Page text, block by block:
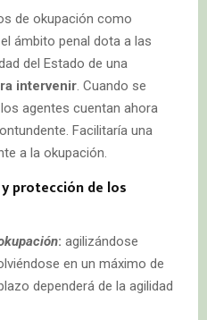
de okupación como
ámbito penal dota a las
del Estado de una
intervenir. Cuando se
agentes cuentan ahora
Facilitaría una
a la okupación.
protección de los
: agilizándose
en un máximo de
dependerá de la agilidad